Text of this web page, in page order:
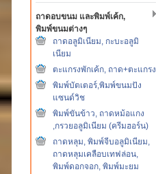
ถาดอบขนม และพิมพ์เค้ก,
พิมพ์ขนมต่างๆ
ถาดอลูมิเนียม, กะบะอลูมิ
เนียม
ตะแกรงพักเค้ก, ถาด+ตะแกรง
พิมพ์บัตเตอร์,พิมพ์ขนมปัง
แซนด์วิช
พิมพ์ขันข้าว, ถาดหม้อแกง
,กรวยอลูมิเนียม (ครีมฮอร์น)
ถาดหลุม, พิมพ์จีบอลูมิเนียม,
ถาดหลุมเคลือบเทฟล่อน,
พิมพ์ดอกจอก, พิมพ์มะยม